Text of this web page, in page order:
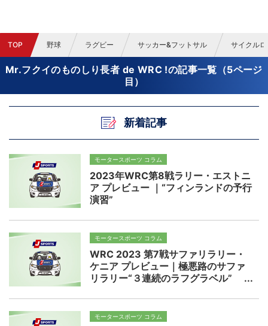
TOP 野球 ラグビー サッカー&フットサル サイクル
Mr.フクイのものしり長者 de WRC !の記事一覧（5ページ
目）
新着記事
モータースポーツ コラム
2023年WRC第8戦ラリー・エストニ
ア プレビュー ｜“フィンランドの予行
演習”
モータースポーツ コラム
WRC 2023 第7戦サファリラリー・
ケニア プレビュー｜極悪路のサファ
リラリー“３連続のラフグラベル”
モータースポーツ コラム